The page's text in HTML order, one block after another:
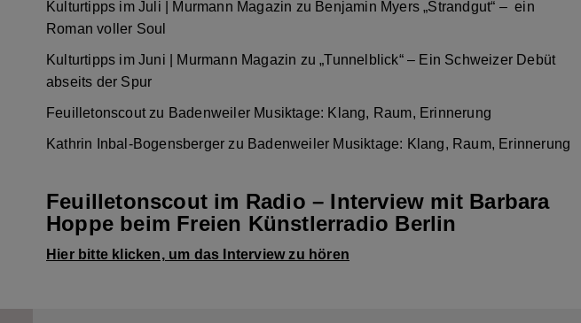
Kulturtipps im Juli | Murmann Magazin zu Benjamin Myers „Strandgut“ – ein
Roman voller Soul
Kulturtipps im Juni | Murmann Magazin zu„Tunnelblick“ – Ein Schweizer Debüt
abseits der Spur
Feuilletonscoutzu Badenweiler Musiktage: Klang, Raum, Erinnerung
Kathrin Inbal-Bogensberger zu Badenweiler Musiktage: Klang, Raum, Erinnerung
Feuilletonscout im Radio – Interview mit Barbara
Hoppe beim Freien Künstlerradio Berlin
Hier bitte klicken, um das Interview zu hören